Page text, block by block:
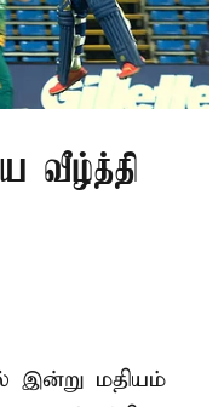
வீழ்த்தி
இன்று மதியம்